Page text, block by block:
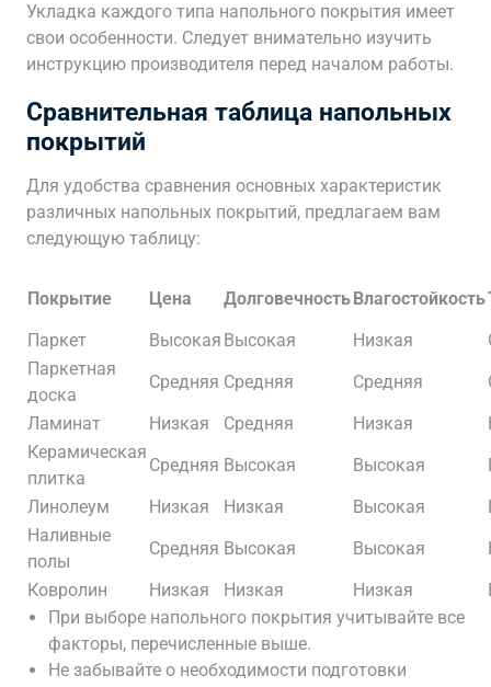
Укладка каждого типа напольного покрытия имеет
свои особенности. Следует внимательно изучить
инструкцию производителя перед началом работы.
Сравнительная таблица напольных
покрытий
Для удобства сравнения основных характеристик
различных напольных покрытий, предлагаем вам
следующую таблицу:
Покрытие Цена ДолговечностьВлагостойкость
Паркет
Высокая Высокая Низкая
Паркетная
доска
Средняя Средняя Средняя
Ламинат
Низкая Средняя Низкая
Керамическая
плитка
Средняя Высокая Высокая
Линолеум
Низкая Низкая Высокая
Наливные
полы
Средняя Высокая Высокая
Ковролин
Низкая Низкая Низкая
При выборе напольного покрытия учитывайте все
факторы, перечисленные выше.
Не забывайте о необходимости подготовки